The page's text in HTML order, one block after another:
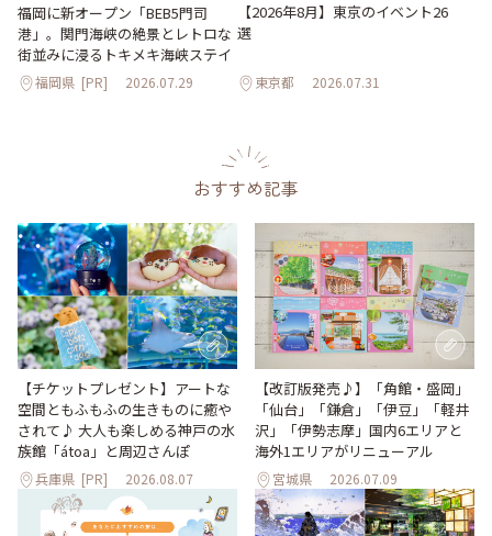
福岡に新オープン「BEB5門司
港」。関門海峡の絶景とレトロな
街並みに浸るトキメキ海峡ステイ
福岡県 [PR] 2026.07.29
【2026年8月】東京のイベント26
選
東京都 2026.07.31
おすすめ記事
【チケットプレゼント】アートな
空間ともふもふの生きものに癒や
されて♪ 大人も楽しめる神戸の水
族館「átoa」と周辺さんぽ
兵庫県 [PR] 2026.08.07
【改訂版発売♪】「角館・盛岡」
「仙台」「鎌倉」「伊豆」「軽井
沢」「伊勢志摩」国内6エリアと
海外1エリアがリニューアル
宮城県 2026.07.09